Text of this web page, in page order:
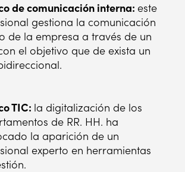
de comunicación interna: este
gestiona la comunicación
de la empresa a través de un
el objetivo que de exista un
TIC: la digitalización de los
de RR. HH. ha
la aparición de un
experto en herramientas